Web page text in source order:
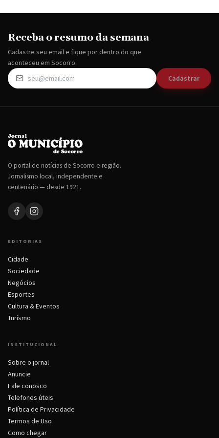
Receba o resumo da semana
Cadastre seu email e fique por dentro do que
aconteceu em Socorro.
Cadastrar
O portal de notícias de Socorro e região.
Jornalismo local, independente e
centenário — desde 1921.
EDITORIAS
Cidade
Sociedade
Negócios
Esportes
Cultura & Eventos
Turismo
INSTITUCIONAL
Sobre o jornal
Anuncie
Fale conosco
Telefones úteis
Política de Privacidade
Termos de Uso
Como chegar